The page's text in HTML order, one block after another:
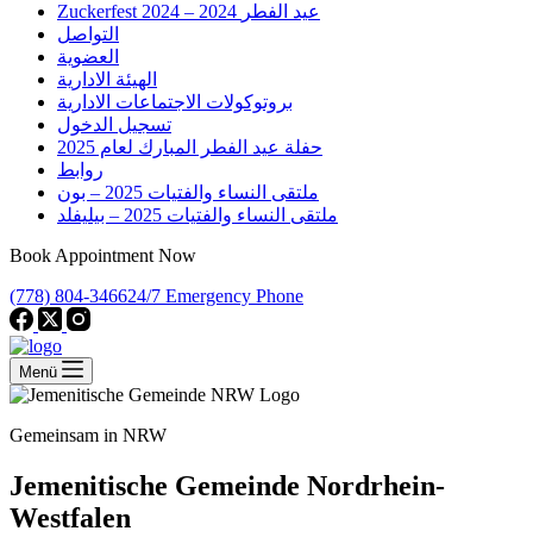
Zuckerfest 2024 – 2024 عيد الفطر
التواصل
العضوية
الهيئة الادارية
بروتوكولات الاجتماعات الادارية
تسجيل الدخول
حفلة عيد الفطر المبارك لعام 2025
روابط
ملتقى النساء والفتيات 2025 – بون
ملتقى النساء والفتيات 2025 – بيليفلد
Book Appointment Now
(778) 804-346624/7 Emergency Phone
Menü
Gemeinsam in NRW
Jemenitische Gemeinde Nordrhein-
Westfalen